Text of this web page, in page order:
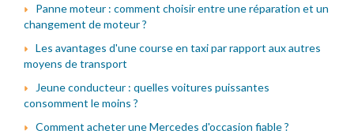
Panne moteur : comment choisir entre une réparation et un
changement de moteur ?
Les avantages d'une course en taxi par rapport aux autres
moyens de transport
Jeune conducteur : quelles voitures puissantes
consomment le moins ?
Comment acheter une Mercedes d'occasion fiable ?